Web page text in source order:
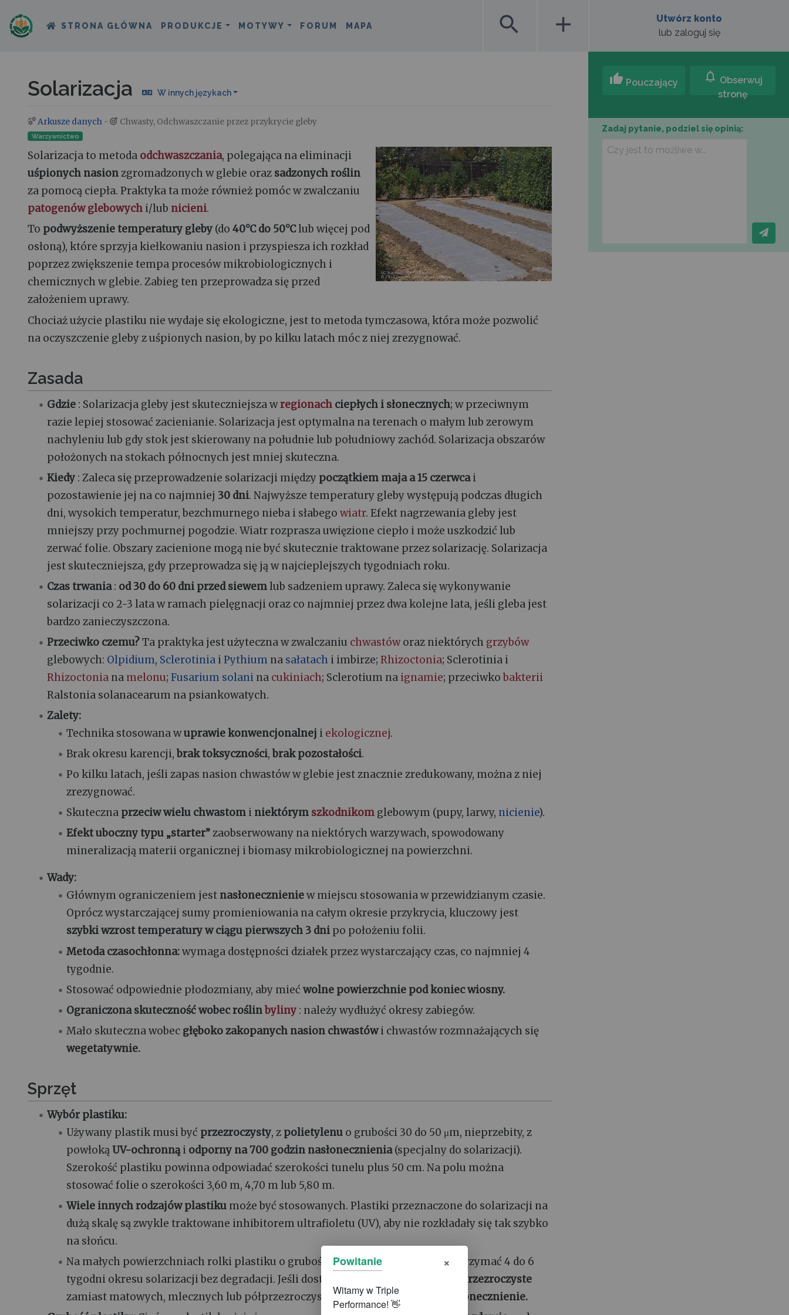
STRONA GŁÓWNA PRODUKCJE MOTYWY FORUM MAPA search add
Utwórz konto
lub zaloguj się
Solarizacja W innych językach
Skocz do:nawigacja,szukaj
Arkusze danych - Chwasty, Odchwaszczanie przez przykrycie gleby
Warzywnictwo
Solarizacja to metoda odchwaszczania, polegająca na eliminacji
uśpionych nasionzgromadzonych w glebie oraz sadzonych roślin
za pomocą ciepła. Praktyka ta może również pomóc w zwalczaniu
patogenów glebowych i/lub nicieni.
To podwyższenie temperatury gleby (do 40°C do 50°Club więcej pod
osłoną), które sprzyja kiełkowaniu nasion i przyspiesza ich rozkład
poprzez zwiększenie tempa procesów mikrobiologicznych i
chemicznych w glebie. Zabieg ten przeprowadza się przed
założeniem uprawy.
Chociaż użycie plastiku nie wydaje się ekologiczne, jest to metoda tymczasowa, która może pozwolić
na oczyszczenie gleby z uśpionych nasion, by po kilku latach móc z niej zrezygnować.
Zasada
Gdzie : Solarizacja gleby jest skuteczniejsza wregionach ciepłych i słonecznych; w przeciwnym
razie lepiej stosować zacienianie. Solarizacja jest optymalna na terenach o małym lub zerowym
nachyleniu lub gdy stok jest skierowany na południe lub południowy zachód. Solarizacja obszarów
położonych na stokach północnych jest mniej skuteczna.
Kiedy : Zaleca się przeprowadzenie solarizacji między początkiem maja a 15 czerwcai
pozostawienie jej na co najmniej 30 dni. Najwyższe temperatury gleby występują podczas długich
dni, wysokich temperatur, bezchmurnego nieba i słabegowiatr. Efekt nagrzewania gleby jest
mniejszy przy pochmurnej pogodzie. Wiatr rozprasza uwięzione ciepło i może uszkodzić lub
zerwać folie. Obszary zacienione mogą nie być skutecznie traktowane przez solarizację. Solarizacja
jest skuteczniejsza, gdy przeprowadza się ją w najcieplejszych tygodniach roku.
Czas trwania: od 30 do 60 dni przed siewemlub sadzeniem uprawy. Zaleca się wykonywanie
solarizacji co 2-3 lata w ramach pielęgnacji oraz co najmniej przez dwa kolejne lata, jeśli gleba jest
bardzo zanieczyszczona.
Przeciwko czemu?Ta praktyka jest użyteczna w zwalczaniu chwastóworaz niektórych grzybów
glebowych: Olpidium, Sclerotinia iPythium na sałatach i imbirze;Rhizoctonia; Sclerotinia i
Rhizoctonia na melonu;Fusarium solani na cukiniach; Sclerotium na ignamie; przeciwkobakterii
Ralstonia solanacearum na psiankowatych.
Zalety:
Technika stosowana wuprawie konwencjonalnej i ekologicznej.
Brak okresu karencji,brak toksyczności,brak pozostałości.
Po kilku latach, jeśli zapas nasion chwastów w glebie jest znacznie zredukowany, można z niej
zrezygnować.
Skuteczna przeciw wielu chwastom i niektórym szkodnikom glebowym (pupy, larwy, nicienie).
Efekt uboczny typu „starter”zaobserwowany na niektórych warzywach, spowodowany
mineralizacją materii organicznej i biomasy mikrobiologicznej na powierzchni.
Wady:
Głównym ograniczeniem jest nasłonecznieniew miejscu stosowania w przewidzianym czasie.
Oprócz wystarczającej sumy promieniowania na całym okresie przykrycia, kluczowy jest
szybki wzrost temperatury w ciągu pierwszych 3 dni po położeniu folii.
Metoda czasochłonna:wymaga dostępności działek przez wystarczający czas, co najmniej 4
tygodnie.
Stosować odpowiednie płodozmiany, aby miećwolne powierzchnie pod koniec wiosny.
Ograniczona skuteczność wobecroślinbyliny : należy wydłużyć okresy zabiegów.
Mało skuteczna wobec głęboko zakopanych nasion chwastówi chwastów rozmnażających się
wegetatywnie.
Sprzęt
Wybór plastiku:
Używany plastik musi być przezroczysty, z polietylenu o grubości 30 do 50 μm, nieprzebity, z
powłoką UV-ochronnąi odporny na 700 godzin nasłonecznienia(specjalny do solarizacji).
Szerokość plastiku powinna odpowiadać szerokości tunelu plus 50 cm. Na polu można
stosować folie o szerokości 3,60 m, 4,70 m lub 5,80 m.
Wiele innych rodzajów plastiku może być stosowanych. Plastiki przeznaczone do solarizacji na
dużą skalę są zwykle traktowane inhibitorem ultrafioletu (UV), aby nie rozkładały się tak szybko
na słońcu.
Na małych powierzchniach rolki plastiku o grubości 0,025 do 0,1 mm mogą wytrzymać 4 do 6
tygodni okresu solarizacji bez degradacji. Jeśli dostępne, wybieraj
folie jasne i przezroczyste
zamiast matowych, mlecznych lub półprzezroczystych, któreograniczają nasłonecznienie.
thumb_up Pouczający notifications Obserwuj
stronę
Zadaj pytanie, podziel się opinią:
Powitanie ×